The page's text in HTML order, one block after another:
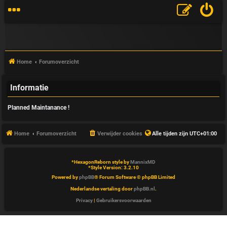
V
A
Home Forumoverzicht
Informatie
Planned Maintanance !
Home Forumoverzicht Alle tijden zijn UTC+01:00
Verwijder cookies
*HexagonReborn style byMannixMD
*Style Version: 3.2.10
Powered byphpBB® Forum Software © phpBB Limited
Nederlandse vertaling doorphpBB.nl .
Privacy| Gebruikersvoorwaarden